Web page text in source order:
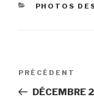
PHOTOS
Navigation
l’article
Article
précédent
PRÉCÉDENT
DÉCEMBRE